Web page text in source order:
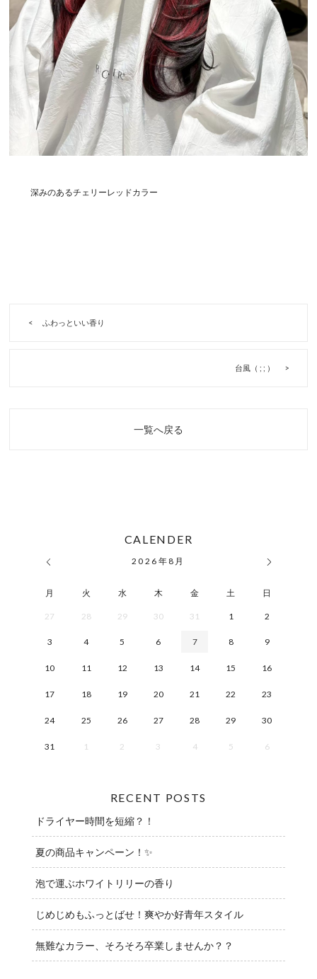
深みのあるチェリーレッドカラー
ふわっといい香り
台風（ ; ; ）
一覧へ戻る
CALENDER
2026 年 8月
月 火 水 木 金 土 日
27 28 29 30 31 1 2
3 4 5 6 7 8 9
10 11 12 13 14 15 16
17 18 19 20 21 22 23
24 25 26 27 28 29 30
31 1 2 3 4 5 6
RECENT POSTS
ドライヤー時間を短縮？！
夏の商品キャンペーン！✨
泡で運ぶホワイトリリーの香り
じめじめもふっとばせ！爽やか好青年スタイル
無難なカラー、そろそろ卒業しませんか？？